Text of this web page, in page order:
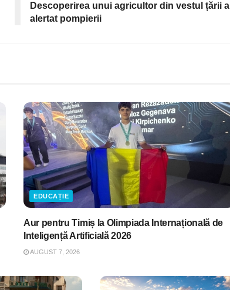
Descoperirea unui agricultor din vestul țării a
alertat pompierii
EDUCAȚIE
Aur pentru Timiș la Olimpiada Internațională de
Inteligență Artificială 2026
AUGUST 7, 2026